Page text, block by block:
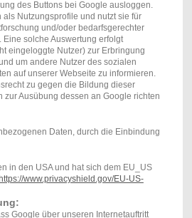
des Buttons bei Google ausloggen.
Nutzungsprofile und nutzt sie für
und/oder bedarfsgerechter
solche Auswertung erfolgt
eingeloggte Nutzer) zur Erbringung
um andere Nutzer des sozialen
auf unserer Webseite zu informieren.
zu gegen die Bildung dieser
zur Ausübung dessen an Google richten
Daten, durch die Einbindung
in den USA und hat sich dem EU_US
www.privacyshield.gov/EU-US-
Google über unseren Internetauftritt